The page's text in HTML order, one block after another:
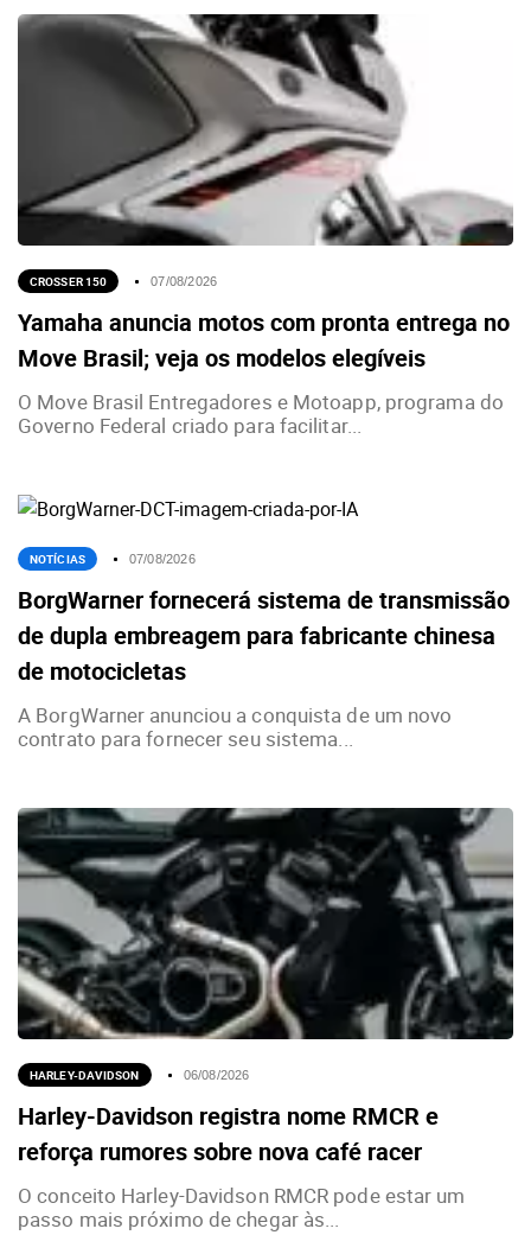
CROSSER 150 07/08/2026
Yamaha anuncia motos com pronta entrega no
Move Brasil; veja os modelos elegíveis
O Move Brasil Entregadores e Motoapp, programa do
Governo Federal criado para facilitar...
NOTÍCIAS 07/08/2026
BorgWarner fornecerá sistema de transmissão
de dupla embreagem para fabricante chinesa
de motocicletas
A BorgWarner anunciou a conquista de um novo
contrato para fornecer seu sistema...
HARLEY-DAVIDSON 06/08/2026
Harley-Davidson registra nome RMCR e
reforça rumores sobre nova café racer
O conceito Harley-Davidson RMCR pode estar um
passo mais próximo de chegar às...